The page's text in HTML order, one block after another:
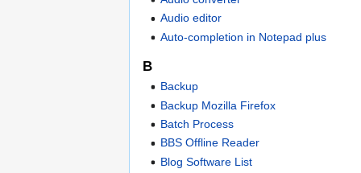
Audio editor
Auto-completion in Notepad plus
B
Backup
Backup Mozilla Firefox
Batch Process
BBS Offline Reader
Blog Software List